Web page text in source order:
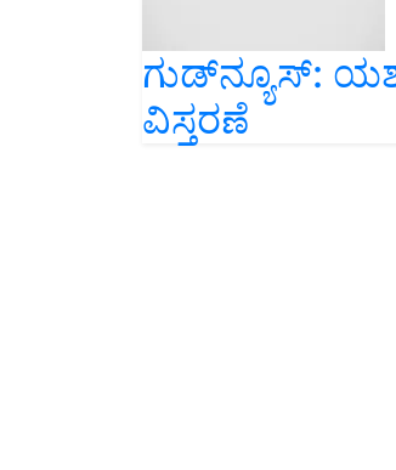
ಗುಡ್‌ನ್ಯೂಸ್‌:
ವಿಸ್ತರಣೆ